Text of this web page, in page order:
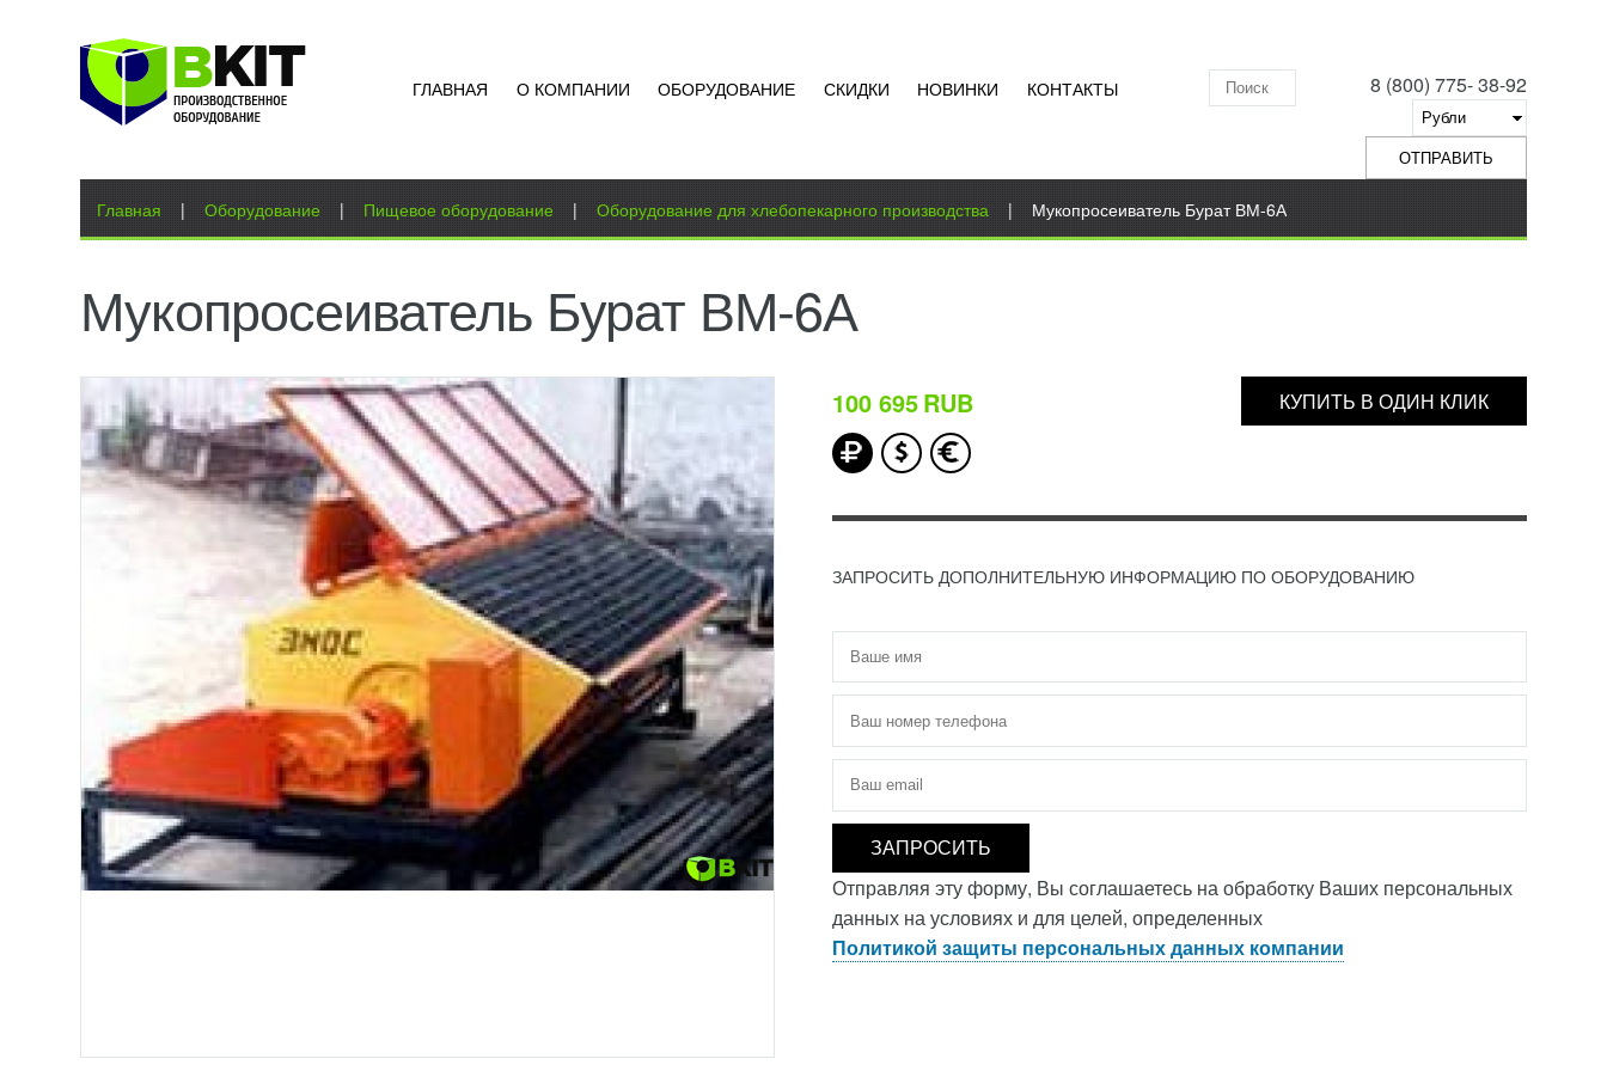
ГЛАВНАЯ О КОМПАНИИ ОБОРУДОВАНИЕ СКИДКИ НОВИНКИ КОНТАКТЫ
8 (800) 775- 38-92
Поиск по складу
Вы здесь
Главная | Оборудование | Пищевое оборудование | Оборудование для хлебопекарного производства | Мукопросеиватель Бурат ВМ-6А
Мукопросеиватель Бурат ВМ-6А
100 695RUB КУПИТЬ В ОДИН КЛИК
ЗАПРОСИТЬ ДОПОЛНИТЕЛЬНУЮ ИНФОРМАЦИЮ ПО ОБОРУДОВАНИЮ
Имя
Телефон
Электронная почта
Отправляя эту форму, Вы соглашаетесь на обработку Ваших персональных
данных на условиях и для целей, определенных
Политикой защиты персональных данных компании